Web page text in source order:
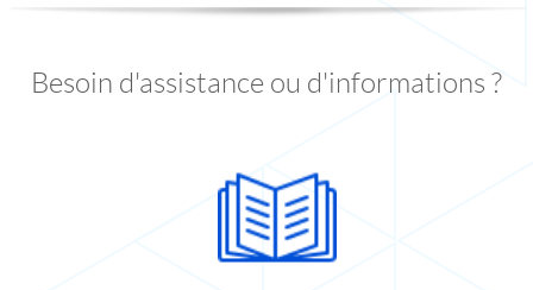
Besoin d'assistance ou d'informations ?